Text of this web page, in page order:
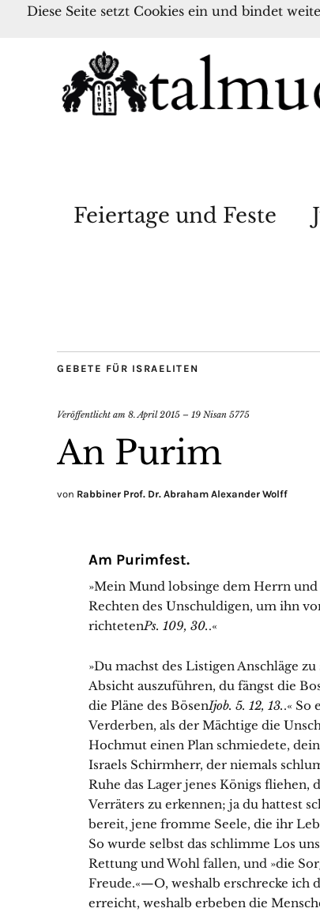
Feiertage und Feste
GEBETE FÜR ISRAELITEN
Veröffentlicht am 8. April 2015 – 19 Nisan 5775
An Purim
von Rabbiner Prof. Dr. Abraham Alexander Wolff
Am Purimfest.
»Mein Mund lobsinge dem Herrn
Rechten des Unschuldigen, um ihn
richtetenPs. 109, 30..«
»Du machst des Listigen Anschläge
Absicht auszuführen, du fängst die
die Pläne des BösenIjob. 5. 12, 13..« So
Verderben, als der Mächtige die
Hochmut einen Plan schmiedete,
Israels Schirmherr, der niemals
Ruhe das Lager jenes Königs fliehen,
Verräters zu erkennen; ja du hattest
bereit, jene fromme Seele, die ihr
So wurde selbst das schlimme Los
Rettung und Wohl fallen, und »die
Freude.«—O, weshalb erschrecke ich
erreicht, weshalb erbeben die
Diese Seite setzt Cookies ein und bindet